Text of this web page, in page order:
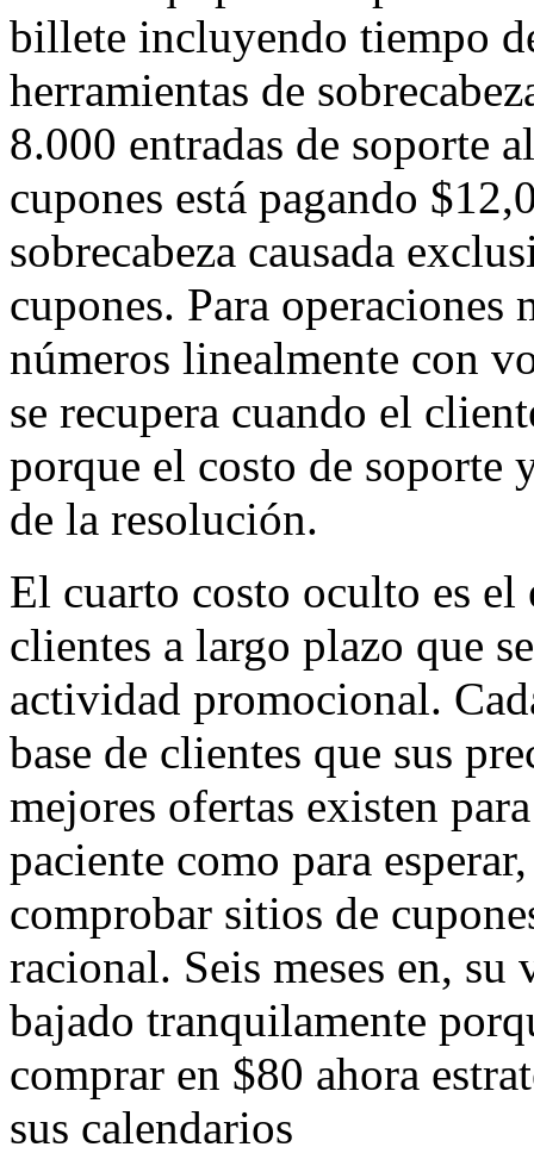
billete incluyendo tiempo
herramientas de
8.000 entradas de soporte
cupones está pagando
sobrecabeza causada
cupones. Para operaciones
números linealmente con
se recupera cuando el
porque el costo de soporte
de la resolución.
El cuarto costo oculto es el
clientes a largo plazo que
actividad promocional.
base de clientes que sus
mejores ofertas existen
paciente como para
comprobar sitios de
racional. Seis meses en,
bajado tranquilamente
comprar en $80 ahora
sus calendarios